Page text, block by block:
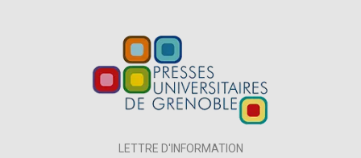
LETTRE D'INFORMATION